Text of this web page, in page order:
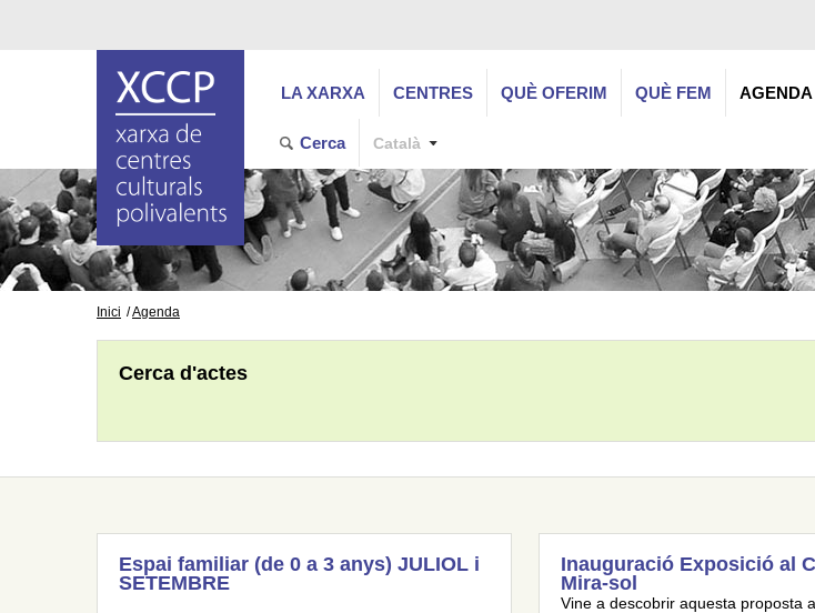
LA XARXA CENTRES QUÈ OFERIM QUÈ FEM AGENDA
Cerca Català
Inici Agenda
Cerca d'actes
Espai familiar (de 0 a 3 anys) JULIOL i
SETEMBRE
Inauguració Exposició al
Mira-sol
Vine a descobrir aquesta proposta